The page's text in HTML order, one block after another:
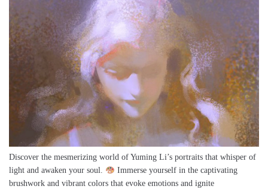
Discover the mesmerizing world of Yuming Li’s portraits that whisper of
light and awaken your soul.
Immerse yourself in the captivating
brushwork and vibrant colors that evoke emotions and ignite